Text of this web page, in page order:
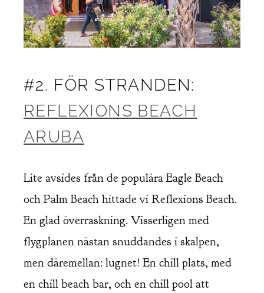
#2. FÖR STRANDEN:
REFLEXIONS BEACH
ARUBA
Lite avsides från de populära Eagle Beach
och Palm Beach hittade vi Reflexions Beach.
En glad överraskning. Visserligen med
flygplanen nästan snuddandes i skalpen,
men däremellan: lugnet! En chill plats, med
en chill beach bar, och en chill pool att